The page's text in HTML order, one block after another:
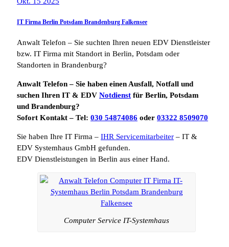
IT Firma Berlin Potsdam Brandenburg Falkensee
Anwalt Telefon – Sie suchten Ihren neuen EDV Dienstleister
bzw. IT Firma mit Standort in Berlin, Potsdam oder
Standorten in Brandenburg?
Anwalt Telefon – Sie haben einen Ausfall, Notfall und
suchen Ihren IT & EDV Notdienst für Berlin, Potsdam
und Brandenburg?
Sofort Kontakt – Tel: 030 54874086 oder 03322 8509070
Sie haben Ihre IT Firma – IHR Servicemitarbeiter – IT &
EDV Systemhaus GmbH gefunden.
EDV Dienstleistungen in Berlin aus einer Hand.
Computer Service IT-Systemhaus